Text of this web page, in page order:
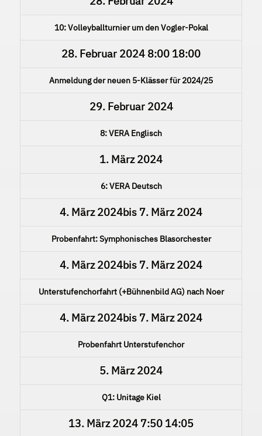
10: Volleyballturnier um den Vogler-Pokal
28. Februar 2024 8:00 18:00
Anmeldung der neuen 5-Klässer für 2024/25
29. Februar 2024
8: VERA Englisch
1. März 2024
6: VERA Deutsch
4. März 2024bis 7. März 2024
Probenfahrt: Symphonisches Blasorchester
4. März 2024bis 7. März 2024
Unterstufenchorfahrt (+Bühnenbild AG) nach Noer
4. März 2024bis 7. März 2024
Probenfahrt Unterstufenchor
5. März 2024
Q1: Unitage Kiel
13. März 2024 7:50 14:05